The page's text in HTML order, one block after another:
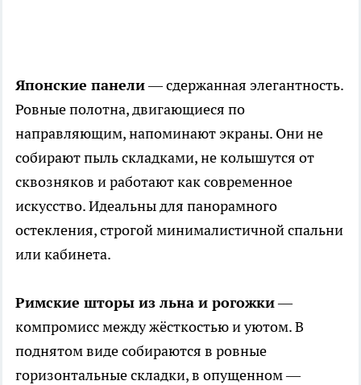
Японские панели— сдержанная элегантность.
Ровные полотна, двигающиеся по
направляющим, напоминают экраны. Они не
собирают пыль складками, не колышутся от
сквозняков и работают как современное
искусство. Идеальны для панорамного
остекления, строгой минималистичной спальни
или кабинета.
Римские шторы из льна и рогожки—
компромисс между жёсткостью и уютом. В
поднятом виде собираются в ровные
горизонтальные складки, в опущенном —